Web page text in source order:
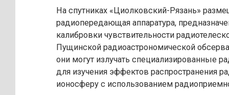
На спутниках «Циолковский-Рязань»
радиопередающая аппаратура,
калибровки чувствительности
Пущинской радиоастрономической
они могут излучать специализированные
для изучения эффектов распространения
ионосферу с использованием